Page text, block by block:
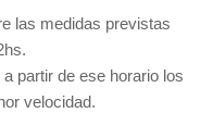
las medidas previstas
partir de ese horario los
velocidad.